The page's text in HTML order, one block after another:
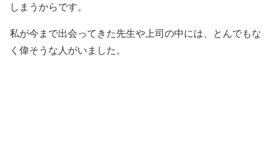
しまうからです。
私が今まで出会ってきた先生や上司の中には、とんでもな
く偉そうな人がいました。